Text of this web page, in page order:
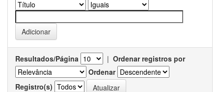
Resultados/Página | Ordenar registros por
Ordenar
Registro(s)